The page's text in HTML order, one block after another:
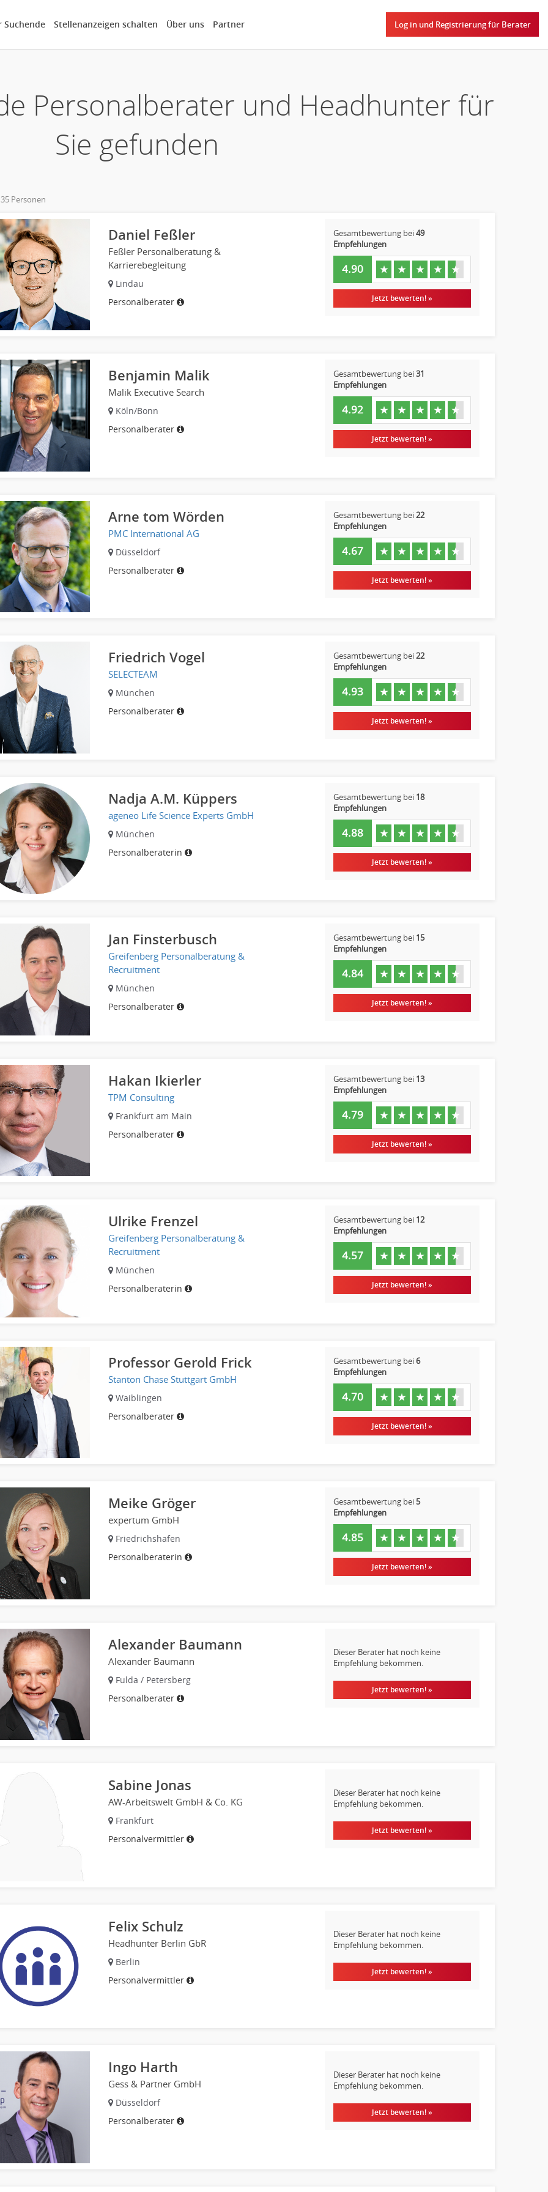
Suchende Stellenanzeigen schalten Über uns Partner Log in und Registrierung für Berater
Personalberater und Headhunter für
Sie gefunden
Personen
Daniel Feßler
Feßler Personalberatung &
Karrierebegleitung
Lindau
Personalberater
Gesamtbewertung bei49
Empfehlungen
4.90 ★ ★ ★ ★ ★
Jetzt bewerten! »
Benjamin Malik
Malik Executive Search
Köln/Bonn
Personalberater
Gesamtbewertung bei31
Empfehlungen
4.92 ★ ★ ★ ★ ★
Jetzt bewerten! »
Arne tom Wörden
PMC International AG
Düsseldorf
Personalberater
Gesamtbewertung bei22
Empfehlungen
4.67 ★ ★ ★ ★ ★
Jetzt bewerten! »
Friedrich Vogel
SELECTEAM
München
Personalberater
Gesamtbewertung bei22
Empfehlungen
4.93 ★ ★ ★ ★ ★
Jetzt bewerten! »
Nadja A.M. Küppers
ageneo Life Science Experts GmbH
München
Personalberaterin
Gesamtbewertung bei 18
Empfehlungen
4.88 ★ ★ ★ ★ ★
Jetzt bewerten! »
Jan Finsterbusch
Greifenberg Personalberatung &
Recruitment
München
Personalberater
Gesamtbewertung bei 15
Empfehlungen
4.84 ★ ★ ★ ★ ★
Jetzt bewerten! »
Hakan Ikierler
TPM Consulting
Frankfurt am Main
Personalberater
Gesamtbewertung bei 13
Empfehlungen
4.79 ★ ★ ★ ★ ★
Jetzt bewerten! »
Ulrike Frenzel
Greifenberg Personalberatung &
Recruitment
München
Personalberaterin
Gesamtbewertung bei 12
Empfehlungen
4.57 ★ ★ ★ ★ ★
Jetzt bewerten! »
Professor Gerold Frick
Stanton Chase Stuttgart GmbH
Waiblingen
Personalberater
Gesamtbewertung bei6
Empfehlungen
4.70 ★ ★ ★ ★ ★
Jetzt bewerten! »
Meike Gröger
expertum GmbH
Friedrichshafen
Personalberaterin
Gesamtbewertung bei5
Empfehlungen
4.85 ★ ★ ★ ★ ★
Jetzt bewerten! »
Alexander Baumann
Alexander Baumann
Fulda / Petersberg
Personalberater
Dieser Berater hat noch keine
Empfehlung bekommen.
Jetzt bewerten! »
Sabine Jonas
AW-Arbeitswelt GmbH & Co. KG
Frankfurt
Personalvermittler
Dieser Berater hat noch keine
Empfehlung bekommen.
Jetzt bewerten! »
Felix Schulz
Headhunter Berlin GbR
Berlin
Personalvermittler
Dieser Berater hat noch keine
Empfehlung bekommen.
Jetzt bewerten! »
Ingo Harth
Gess & Partner GmbH
Düsseldorf
Personalberater
Dieser Berater hat noch keine
Empfehlung bekommen.
Jetzt bewerten! »